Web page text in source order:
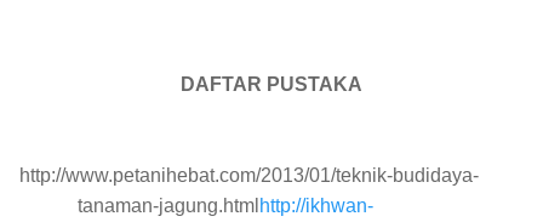
DAFTAR PUSTAKA
http://www.petanihebat.com/2013/01/teknik-budidaya-
tanaman-jagung.html http://ikhwan-